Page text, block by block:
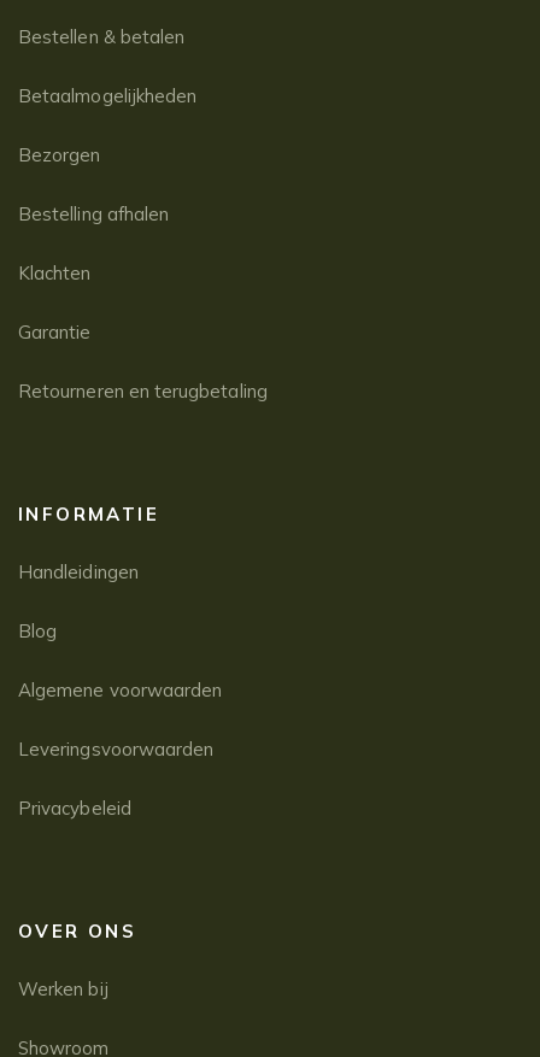
Bestellen & betalen
Betaalmogelijkheden
Bezorgen
Bestelling afhalen
Klachten
Garantie
Retourneren en terugbetaling
INFORMATIE
Handleidingen
Blog
Algemene voorwaarden
Leveringsvoorwaarden
Privacybeleid
OVER ONS
Werken bij
Showroom